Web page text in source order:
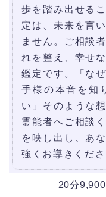
歩を踏み出せる
定は、未来を言
ません。ご相談
れを整え、幸せ
鑑定です。「な
手様の本音を知
い」そのような
霊能者へご相談
を映し出し、あ
強くお導きくだ
20分